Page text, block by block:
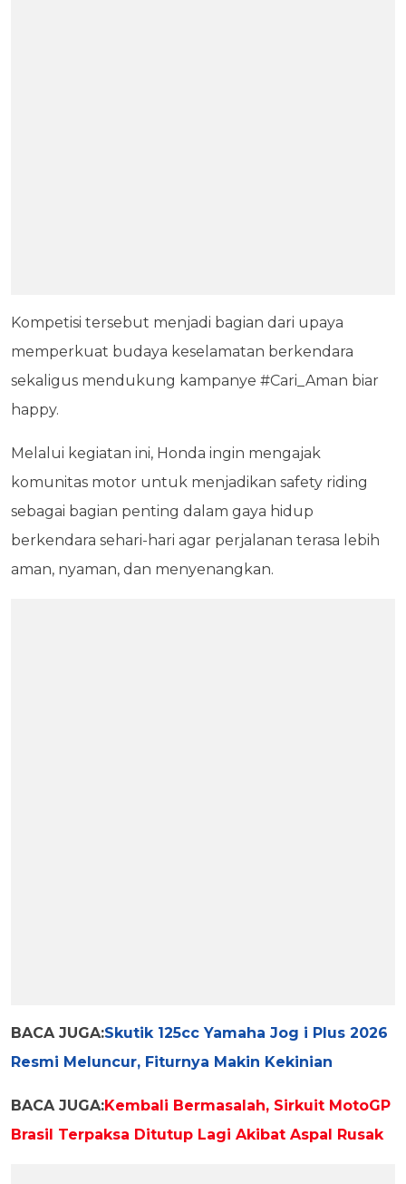
Kompetisi tersebut menjadi bagian dari upaya
memperkuat budaya keselamatan berkendara
sekaligus mendukung kampanye #Cari_Aman biar
happy.
Melalui kegiatan ini, Honda ingin mengajak
komunitas motor untuk menjadikan safety riding
sebagai bagian penting dalam gaya hidup
berkendara sehari-hari agar perjalanan terasa lebih
aman, nyaman, dan menyenangkan.
BACA JUGA:Skutik 125cc Yamaha Jog i Plus 2026
Resmi Meluncur, Fiturnya Makin Kekinian
BACA JUGA:Kembali Bermasalah, Sirkuit MotoGP
Brasil Terpaksa Ditutup Lagi Akibat Aspal Rusak